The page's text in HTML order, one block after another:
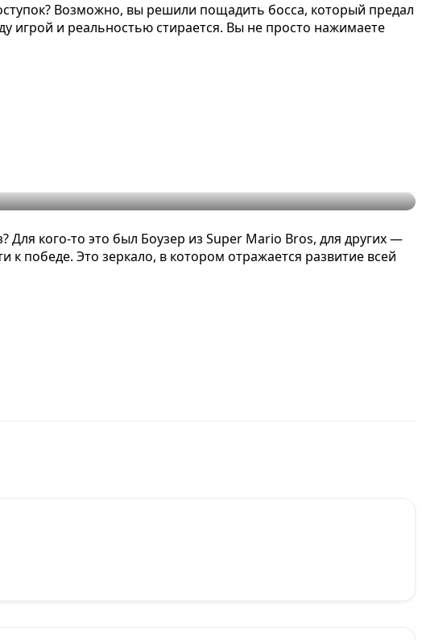
Возможно, вы решили пощадить босса, который предал
игрой и реальностью стирается. Вы не просто нажимаете
Для кого-то это был Боузер из Super Mario Bros, для других —
победе. Это зеркало, в котором отражается развитие всей